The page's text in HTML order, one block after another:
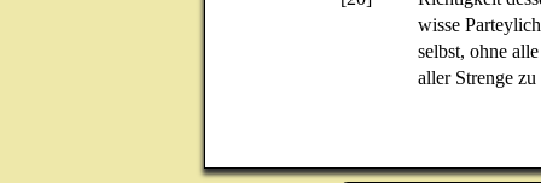
wisse
selbst, ohne
aller Strenge